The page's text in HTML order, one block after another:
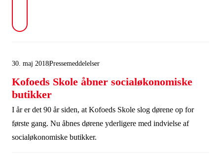
30. maj 2018Pressemeddelelser
Kofoeds Skole åbner socialøkonomiske
butikker
I år er det 90 år siden, at Kofoeds Skole slog dørene op for
første gang. Nu åbnes dørene yderligere med indvielse af
socialøkonomiske butikker.